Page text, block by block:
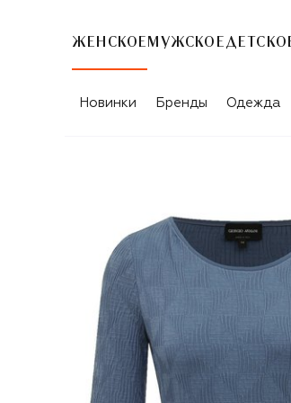
ЖЕНСКОЕ МУЖСКОЕ
Новинки Бренды Одежда